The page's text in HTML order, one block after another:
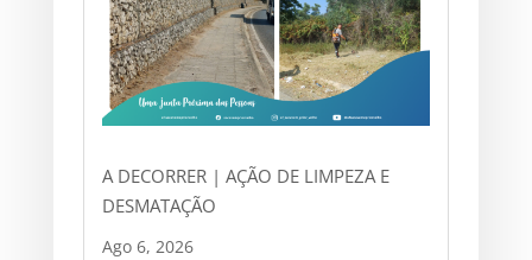
A DECORRER | AÇÃO DE LIMPEZA E
DESMATAÇÃO
Ago 6, 2026